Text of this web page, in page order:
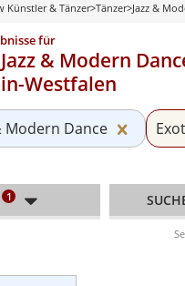
Künstler & Tänzer>Tänzer>Jazz &
für
& Modern
Westfalen
«Tänzer»
Modern Dance
1